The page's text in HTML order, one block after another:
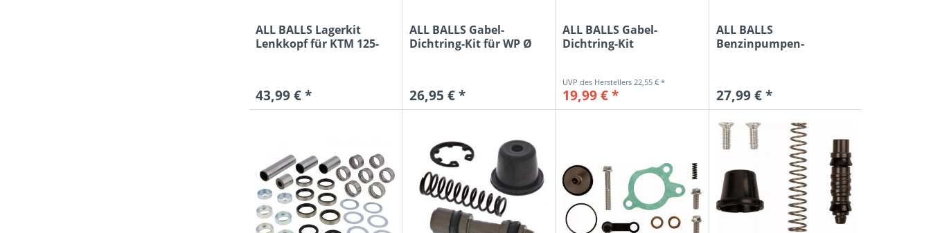
ALL BALLS Lagerkit
Lenkkopf für KTM 125-
43,99 € *
ALL BALLS Gabel-
Dichtring-Kit für WP Ø
26,95 € *
ALL BALLS Gabel-
Dichtring-Kit
22,55 € *
19,99 € *
ALL BALLS
Benzinpumpen-
27,99 € *